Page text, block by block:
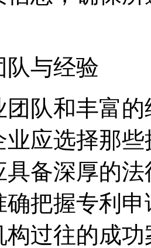
队与经验
团队和丰富
业应选择那
具备深厚的
确把握专利
构过往的成